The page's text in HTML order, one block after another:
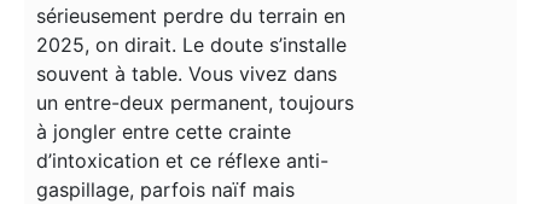
sérieusement perdre du terrain en
2025, on dirait. Le doute s’installe
souvent à table. Vous vivez dans
un entre-deux permanent, toujours
à jongler entre cette crainte
d’intoxication et ce réflexe anti-
gaspillage, parfois naïf mais